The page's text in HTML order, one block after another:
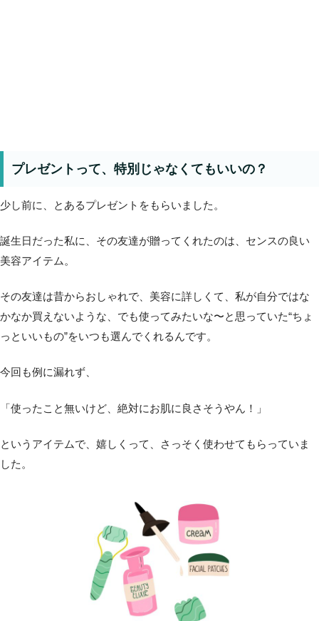
プレゼントって、特別じゃなくてもいいの？
少し前に、とあるプレゼントをもらいました。
誕生日だった私に、その友達が贈ってくれたのは、センスの良い
美容アイテム。
その友達は昔からおしゃれで、美容に詳しくて、私が自分ではな
かなか買えないような、でも使ってみたいな〜と思っていた“ちょ
っといいもの”をいつも選んでくれるんです。
今回も例に漏れず、
「使ったこと無いけど、絶対にお肌に良さそうやん！」
というアイテムで、嬉しくって、さっそく使わせてもらっていま
した。